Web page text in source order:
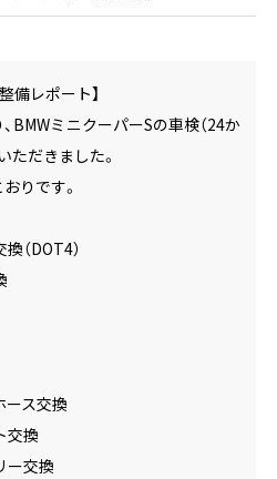
備レポート】
BMWミニクーパーSの車検（24か
ただきました。
りです。
（DOT4）
ス交換
交換
ー交換